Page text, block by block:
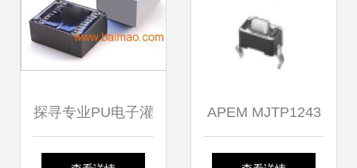
应用
探寻专业PU电子灌
封胶 优质货源、生
APEM MJTP1243
机电开关数据手册